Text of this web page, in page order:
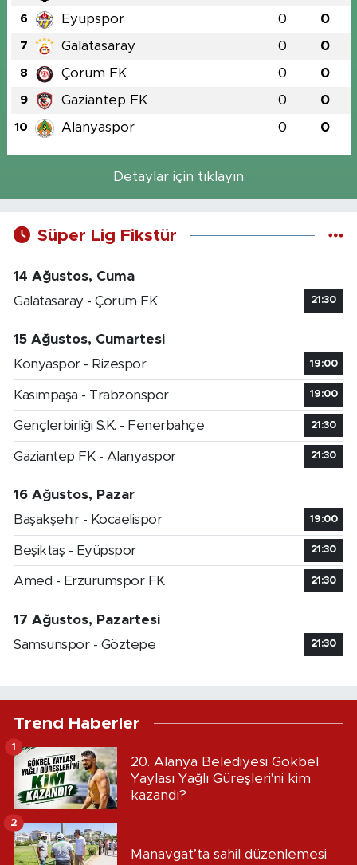
6 Eyüpspor 0 0
7 Galatasaray 0 0
8 Çorum FK 0 0
9 Gaziantep FK 0 0
10 Alanyaspor 0 0
Detaylar için tıklayın
Süper Lig Fikstür
14 Ağustos, Cuma
Galatasaray - Çorum FK
21:30
15 Ağustos, Cumartesi
Konyaspor - Rizespor
19:00
Kasımpaşa - Trabzonspor 19:00
Gençlerbirliği S.K. - Fenerbahçe 21:30
Gaziantep FK - Alanyaspor 21:30
16 Ağustos, Pazar
Başakşehir - Kocaelispor
19:00
Beşiktaş - Eyüpspor 21:30
Amed - Erzurumspor FK 21:30
17 Ağustos, Pazartesi
Samsunspor - Göztepe
21:30
Trend Haberler
20. Alanya Belediyesi Gökbel
Yaylası Yağlı Güreşleri'ni kim
kazandı?
1
Manavgat’ta sahil düzenlemesi
2